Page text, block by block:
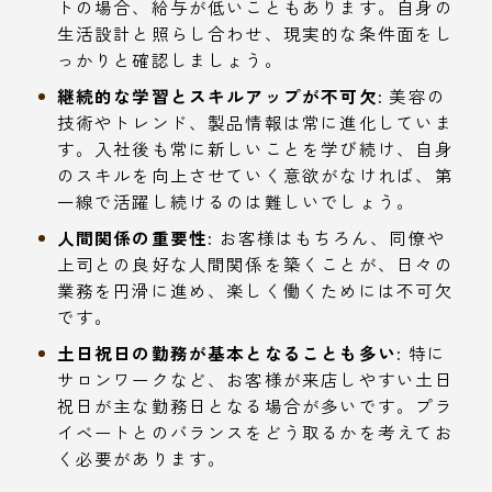
トの場合、給与が低いこともあります。自身の
生活設計と照らし合わせ、現実的な条件面をし
っかりと確認しましょう。
継続的な学習とスキルアップが不可欠: 美容の
技術やトレンド、製品情報は常に進化していま
す。入社後も常に新しいことを学び続け、自身
のスキルを向上させていく意欲がなければ、第
一線で活躍し続けるのは難しいでしょう。
人間関係の重要性: お客様はもちろん、同僚や
上司との良好な人間関係を築くことが、日々の
業務を円滑に進め、楽しく働くためには不可欠
です。
土日祝日の勤務が基本となることも多い: 特に
サロンワークなど、お客様が来店しやすい土日
祝日が主な勤務日となる場合が多いです。プラ
イベートとのバランスをどう取るかを考えてお
く必要があります。